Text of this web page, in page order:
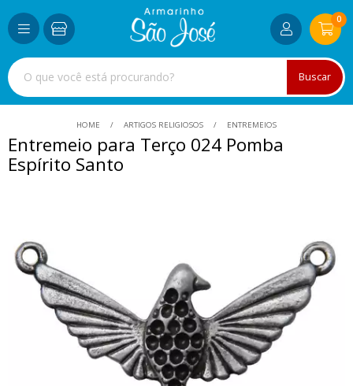
Buscar
0
HOME ARTIGOS RELIGIOSOS ENTREMEIOS
Entremeio para Terço 024 Pomba
Espírito Santo